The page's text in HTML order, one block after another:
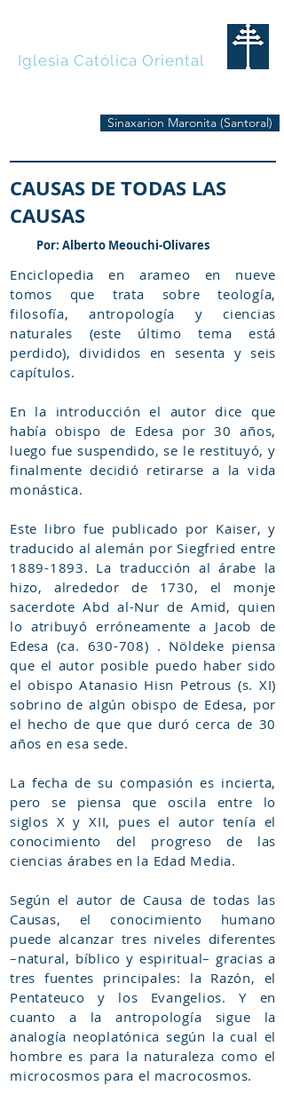
Iglesia Católica Oriental
Sinaxarion Maronita (Santoral)
CAUSAS DE TODAS LAS
CAUSAS
Por: Alberto Meouchi-Olivares
Enciclopedia en arameo en nueve
tomos que trata sobre teología,
filosofía, antropología y ciencias
naturales (este último tema está
perdido), divididos en sesenta y seis
capítulos.
En la introducción el autor dice que
había obispo de Edesa por 30 años,
luego fue suspendido, se le restituyó, y
finalmente decidió retirarse a la vida
monástica.
Este libro fue publicado por Kaiser, y
traducido al alemán por Siegfried entre
1889-1893. La traducción al árabe la
hizo, alrededor de 1730, el monje
sacerdote Abd al-Nur de Amid, quien
lo atribuyó erróneamente a Jacob de
Edesa (ca. 630-708) . Nöldeke piensa
que el autor posible puedo haber sido
el obispo Atanasio Hisn Petrous (s. XI)
sobrino de algún obispo de Edesa, por
el hecho de que que duró cerca de 30
años en esa sede.
La fecha de su compasión es incierta,
pero se piensa que oscila entre lo
siglos X y XII, pues el autor tenía el
conocimiento del progreso de las
ciencias árabes en la Edad Media.
Según el autor de Causa de todas las
Causas, el conocimiento humano
puede alcanzar tres niveles diferentes
–natural, bíblico y espiritual– gracias a
tres fuentes principales: la Razón, el
Pentateuco y los Evangelios. Y en
cuanto a la antropología sigue la
analogía neoplatónica según la cual el
hombre es para la naturaleza como el
microcosmos para el macrocosmos.